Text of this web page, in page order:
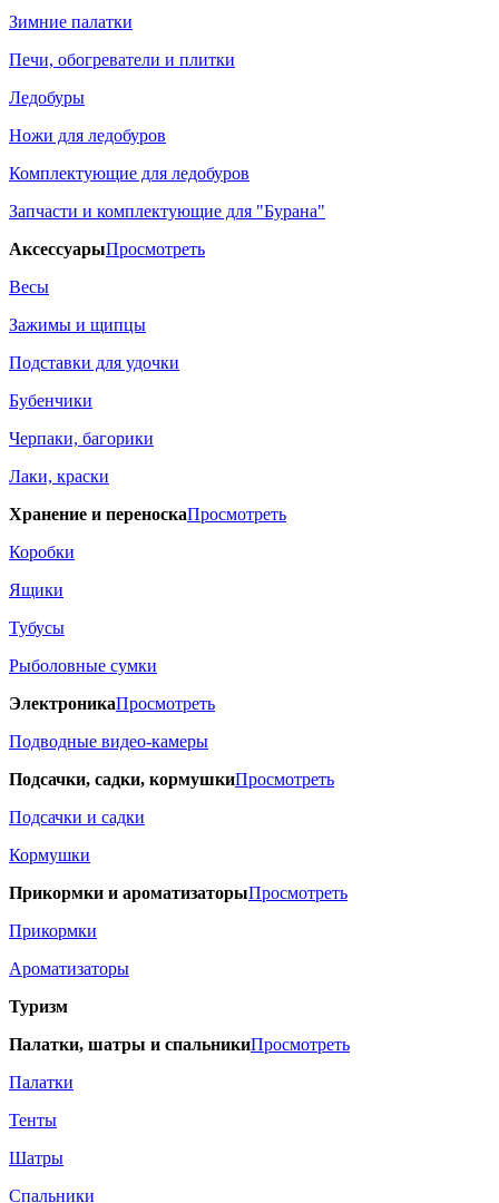
Зимние палатки
Печи, обогреватели и плитки
Ледобуры
Ножи для ледобуров
Комплектующие для ледобуров
Запчасти и комплектующие для "Бурана"
АксессуарыПросмотреть
Весы
Зажимы и щипцы
Подставки для удочки
Бубенчики
Черпаки, багорики
Лаки, краски
Хранение и переноскаПросмотреть
Коробки
Ящики
Тубусы
Рыболовные сумки
ЭлектроникаПросмотреть
Подводные видео-камеры
Подсачки, садки, кормушкиПросмотреть
Подсачки и садки
Кормушки
Прикормки и ароматизаторыПросмотреть
Прикормки
Ароматизаторы
Туризм
Палатки, шатры и спальникиПросмотреть
Палатки
Тенты
Шатры
Спальники